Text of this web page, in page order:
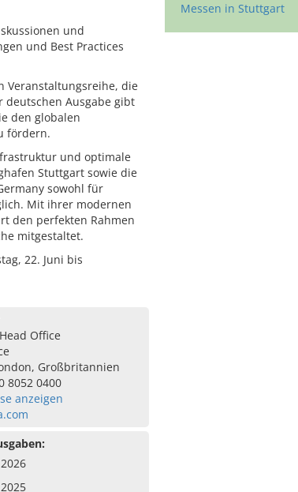
und
und Best Practices
Veranstaltungsreihe, die
deutschen Ausgabe gibt
den globalen
fördern.
und optimale
Stuttgart sowie die
sowohl für
Mit ihrer modernen
den perfekten Rahmen
mitgestaltet.
22. Juni bis
Office
Großbritannien
8052 0400
anzeigen
Messen in Stuttgart